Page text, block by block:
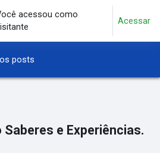
acessou como
Acessar
posts
e Experiências.